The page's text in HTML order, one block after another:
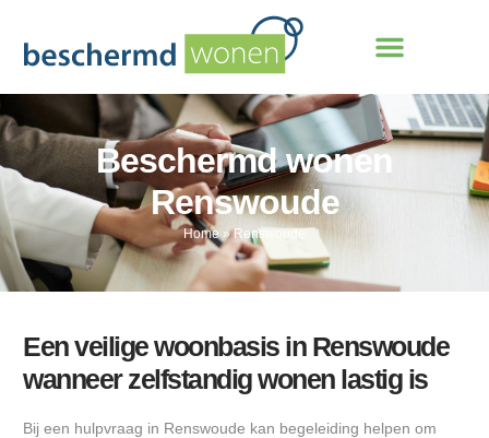
Beschermd wonen
Renswoude
Home»Renswoude
Een veilige woonbasis in Renswoude
wanneer zelfstandig wonen lastig is
Bij een hulpvraag in Renswoude kan begeleiding helpen om